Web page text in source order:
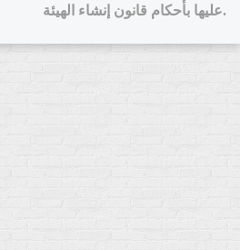
عليها بأحكام قانون إنشاء الهيئة.